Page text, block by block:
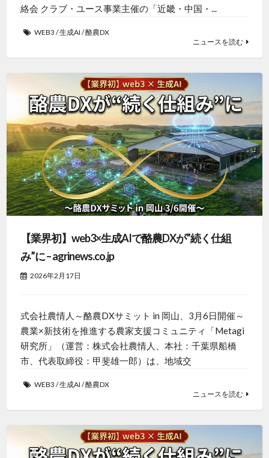
絡会 クラブ・ユース事業主催の「近畿・中国・...
WEB3 /生成AI /酪農DX
ニュースを読む
【業界初】web3×生成AIで酪農DXが”続く仕組
み”に – agrinews.co.jp
2026年2月17日
式会社農情人～酪農DXサミット in 岡山、3月6日開催～
農業×新技術を推進する農家支援コミュニティ「Metagi
研究所」（運営：株式会社農情人、本社：千葉県船橋
市、代表取締役：甲斐雄一郎）は、地域交
WEB3 /生成AI /酪農DX
ニュースを読む